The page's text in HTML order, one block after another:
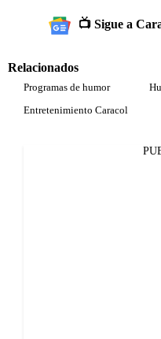
📺 Sigue a
Relacionados
Programas de humor
Entretenimiento Caracol